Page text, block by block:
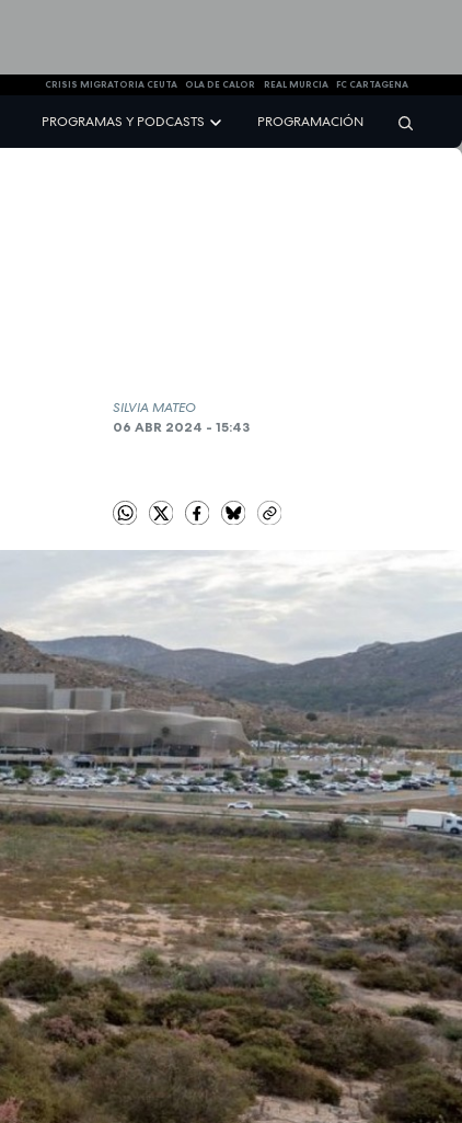
CRISIS MIGRATORIA CEUTA OLA DE CALOR REAL MURCIA FC CARTAGENA
PROGRAMAS Y PODCASTS PROGRAMACIÓN
SILVIA MATEO
06 ABR 2024 - 15:43